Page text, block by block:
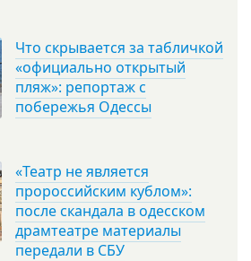
Что скрывается за табличкой
«официально открытый
пляж»: репортаж с
побережья Одессы
«Театр не является
пророссийским кублом»:
после скандала в одесском
драмтеатре материалы
передали в СБУ